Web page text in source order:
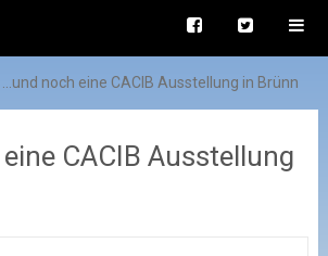
...und noch eine CACIB Ausstellung in Brünn
CACIB Ausstellung